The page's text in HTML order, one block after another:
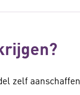
zelf